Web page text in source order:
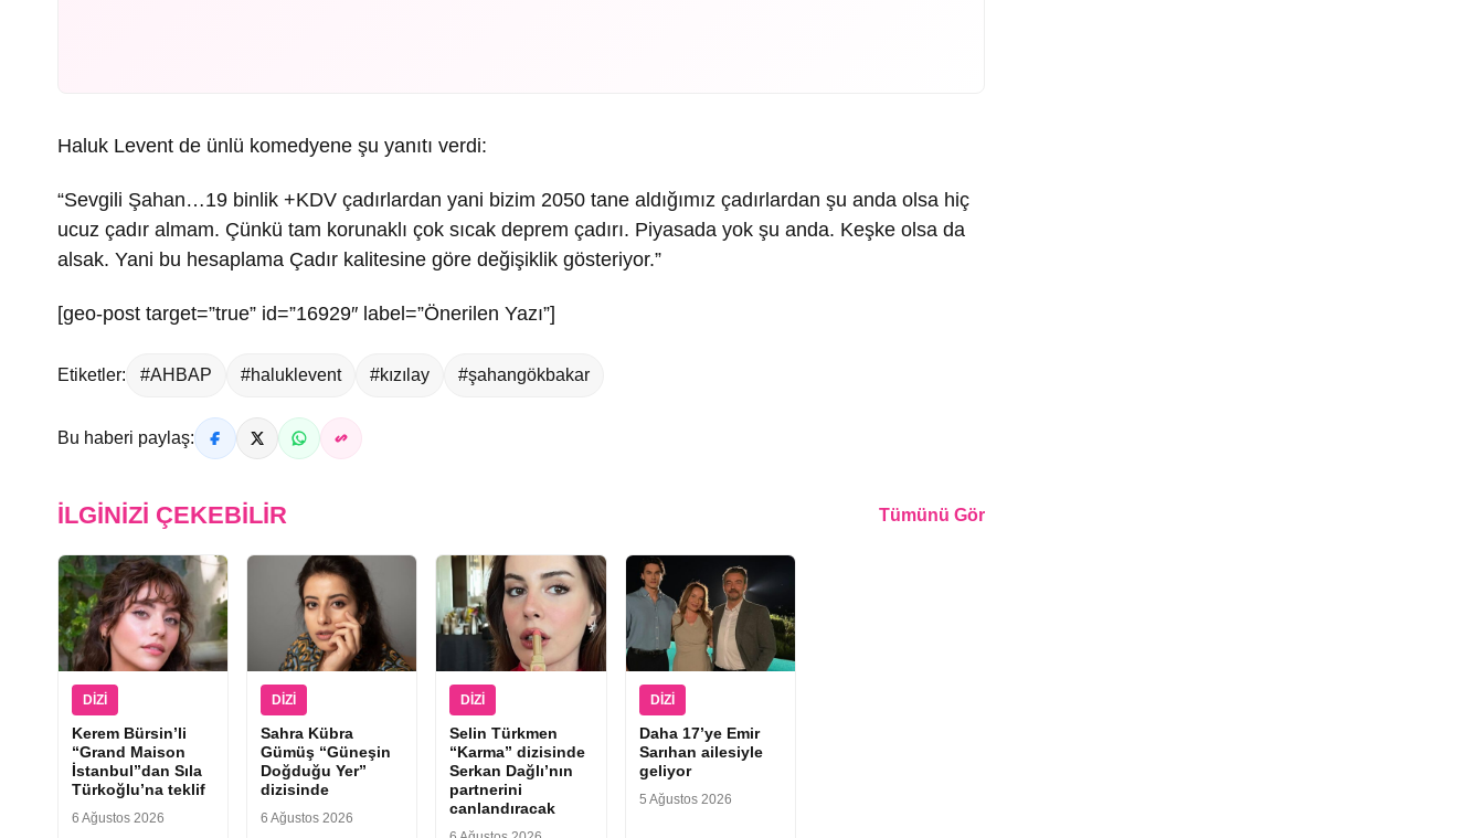
Haluk Levent de ünlü komedyene şu yanıtı verdi:
“Sevgili Şahan…19 binlik +KDV çadırlardan yani bizim 2050 tane aldığımız çadırlardan şu anda olsa hiç
ucuz çadır almam. Çünkü tam korunaklı çok sıcak deprem çadırı. Piyasada yok şu anda. Keşke olsa da
alsak. Yani bu hesaplama Çadır kalitesine göre değişiklik gösteriyor.”
[geo-post target=”true” id=”16929″ label=”Önerilen Yazı”]
Etiketler: #AHBAP #haluklevent #kızılay #şahangökbakar
Bu haberi paylaş:
İLGINIZI ÇEKEBILIR Tümünü Gör
DIZI
Kerem Bürsin’li
“Grand Maison
İstanbul”dan Sıla
Türkoğlu’na teklif
6 Ağustos 2026
DIZI
Sahra Kübra
Gümüş “Güneşin
Doğduğu Yer”
dizisinde
6 Ağustos 2026
DIZI
Selin Türkmen
“Karma” dizisinde
Serkan Dağlı’nın
partnerini
canlandıracak
DIZI
Daha 17’ye Emir
Sarıhan ailesiyle
geliyor
5 Ağustos 2026